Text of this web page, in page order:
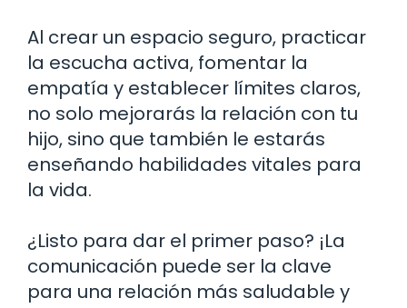
Al crear un espacio seguro, practicar
la escucha activa, fomentar la
empatía y establecer límites claros,
no solo mejorarás la relación con tu
hijo, sino que también le estarás
enseñando habilidades vitales para
la vida.
¿Listo para dar el primer paso? ¡La
comunicación puede ser la clave
para una relación más saludable y